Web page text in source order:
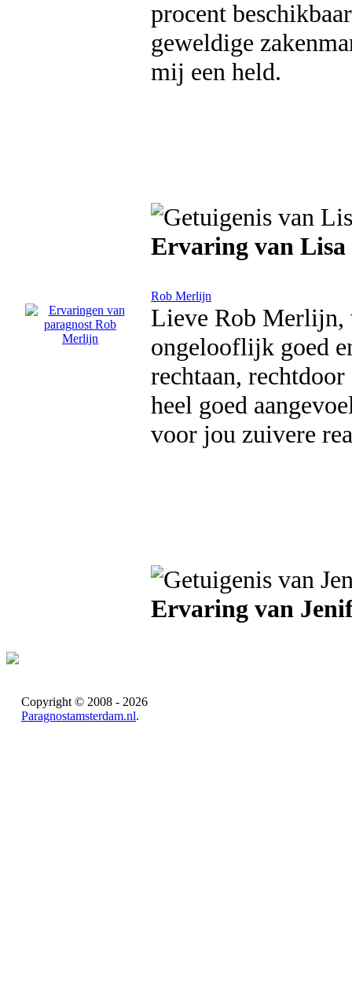
procent
geweldige
mij een held.
Ervaring van Lisa
Rob Merlijn
Lieve Rob Merlijn,
ongelooflijk goed
rechtaan,
heel goed
voor jou zuivere
Ervaring van
Copyright © 2008 - 2026
Paragnostamsterdam.nl.